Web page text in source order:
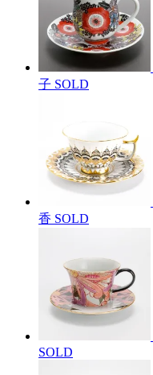
子 SOLD
香 SOLD
SOLD